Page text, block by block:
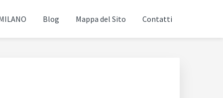
Blog Mappa del Sito Contatti